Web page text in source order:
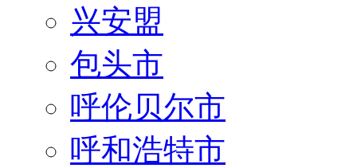
兴安盟
包头市
呼伦贝尔市
呼和浩特市